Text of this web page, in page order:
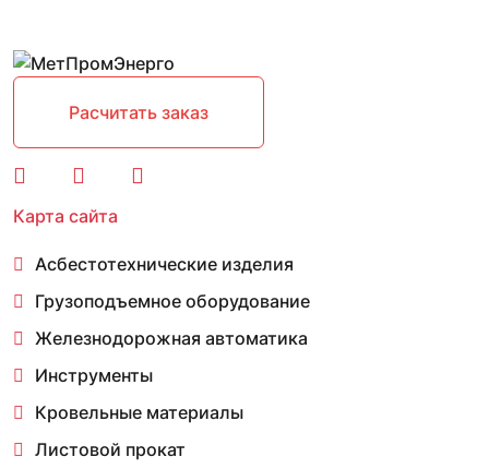
Расчитать заказ
Карта сайта
Асбестотехнические изделия
Грузоподъемное оборудование
Железнодорожная автоматика
Инструменты
Кровельные материалы
Листовой прокат